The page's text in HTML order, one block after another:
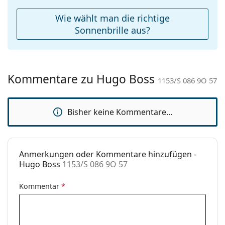
Reinigungstuch:
Ja
Marke:
Hugo Boss
Verwendung:
Mode
1153/S 086 9O 57
Wie wählt man die richtige
Sonnenbrille aus?
Kommentare zu Hugo Boss 1153/S 086 9O 57
Bisher keine Kommentare...
Anmerkungen oder Kommentare hinzufügen -
Hugo Boss 1153/S 086 9O 57
Kommentar *